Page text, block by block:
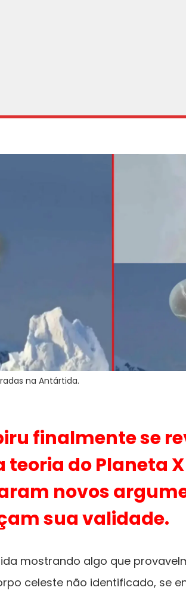
na Antártida.
finalmente se
teoria do Planeta
novos
sua validade.
mostrando algo que
celeste não identificado, se